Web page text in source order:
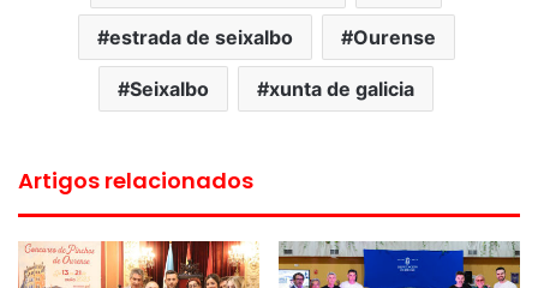
estrada de seixalbo Ourense
Seixalbo xunta de galicia
Artigos relacionados